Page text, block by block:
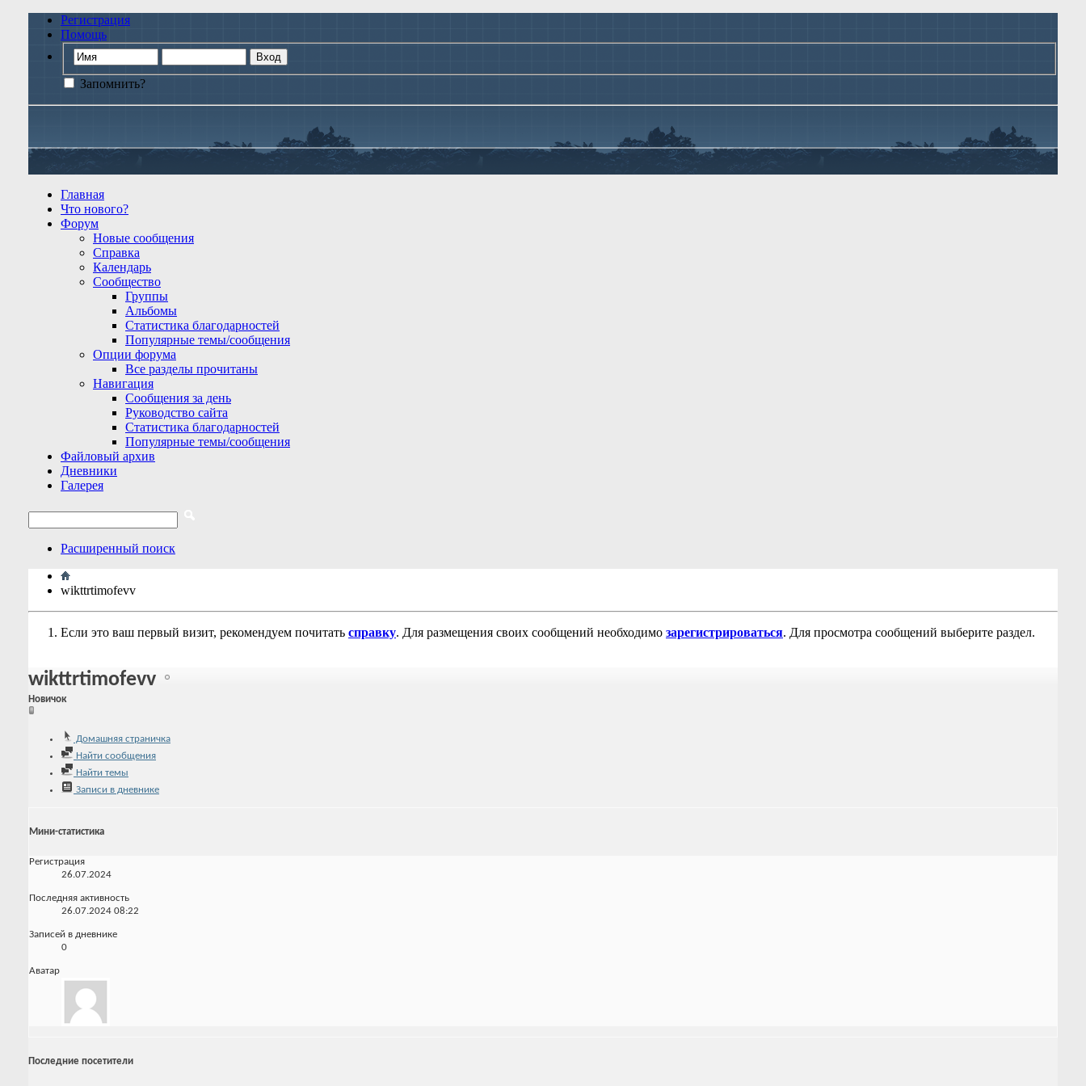
Регистрация
Помощь
Запомнить?
Главная
Что нового?
Форум
Новые сообщения
Справка
Календарь
Сообщество
Группы
Альбомы
Статистика благодарностей
Популярные темы/сообщения
Опции форума
Все разделы прочитаны
Навигация
Сообщения за день
Руководство сайта
Статистика благодарностей
Популярные темы/сообщения
Файловый архив
Дневники
Галерея
Расширенный поиск
wikttrtimofevv
Если это ваш первый визит, рекомендуем почитать справку. Для размещения своих сообщений необходимо зарегистрироваться. Для просмотра сообщений выберите раздел.
wikttrtimofevv
Новичок
Домашняя страничка
Найти сообщения
Найти темы
Записи в дневнике
Мини-статистика
Регистрация
26.07.2024
Последняя активность
26.07.2024 08:22
Записей в дневнике
0
Аватар
Последние посетители